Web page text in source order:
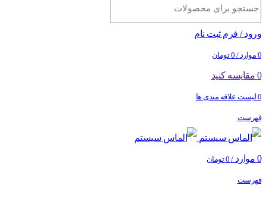
ورود / فرم ثبت نام
0 موارد /
0 تومان
0 مقایسه کنید
0 لیست علاقه مندی ها
فهرست
0 موارد /
0 تومان
فهرست